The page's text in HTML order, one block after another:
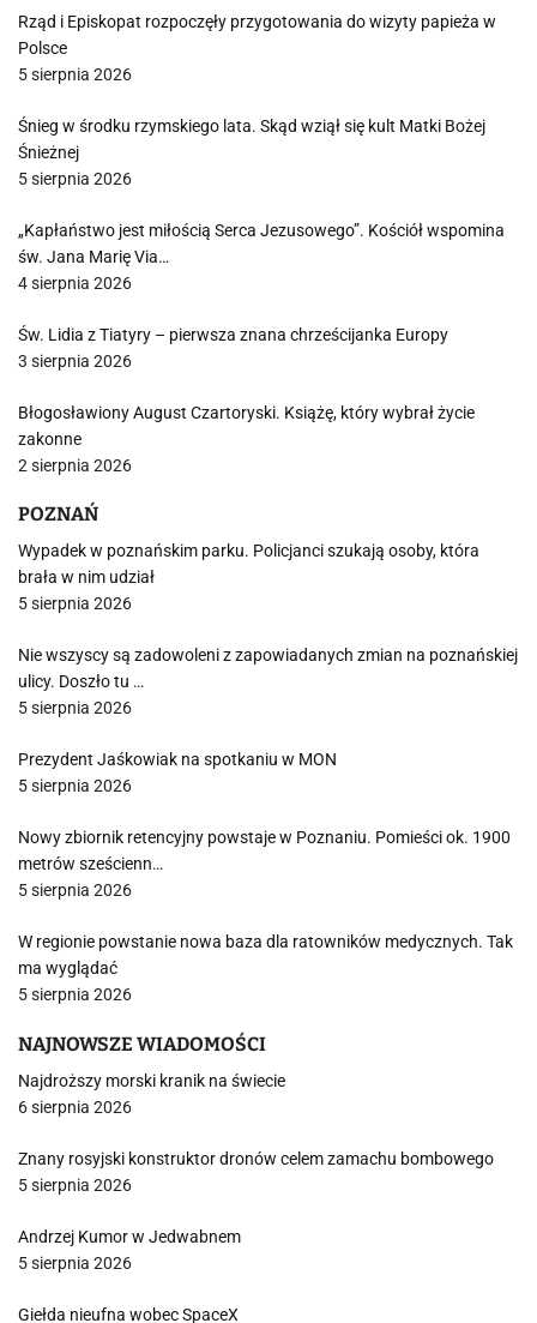
Rząd i Episkopat rozpoczęły przygotowania do wizyty papieża w
Polsce
5 sierpnia 2026
Śnieg w środku rzymskiego lata. Skąd wziął się kult Matki Bożej
Śnieżnej
5 sierpnia 2026
„Kapłaństwo jest miłością Serca Jezusowego”. Kościół wspomina
św. Jana Marię Via…
4 sierpnia 2026
Św. Lidia z Tiatyry – pierwsza znana chrześcijanka Europy
3 sierpnia 2026
Błogosławiony August Czartoryski. Książę, który wybrał życie
zakonne
2 sierpnia 2026
POZNAŃ
Wypadek w poznańskim parku. Policjanci szukają osoby, która
brała w nim udział
5 sierpnia 2026
Nie wszyscy są zadowoleni z zapowiadanych zmian na poznańskiej
ulicy. Doszło tu …
5 sierpnia 2026
Prezydent Jaśkowiak na spotkaniu w MON
5 sierpnia 2026
Nowy zbiornik retencyjny powstaje w Poznaniu. Pomieści ok. 1900
metrów sześcienn…
5 sierpnia 2026
W regionie powstanie nowa baza dla ratowników medycznych. Tak
ma wyglądać
5 sierpnia 2026
NAJNOWSZE WIADOMOŚCI
Najdroższy morski kranik na świecie
6 sierpnia 2026
Znany rosyjski konstruktor dronów celem zamachu bombowego
5 sierpnia 2026
Andrzej Kumor w Jedwabnem
5 sierpnia 2026
Giełda nieufna wobec SpaceX